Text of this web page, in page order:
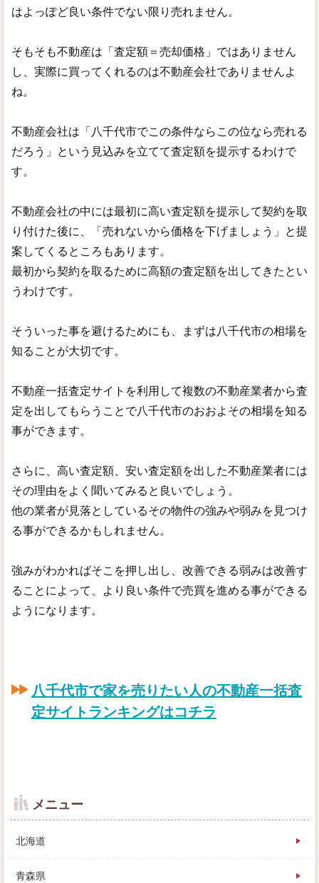
はよっぽど良い条件でない限り売れません。
そもそも不動産は「査定額＝売却価格」ではありません
し、実際に買ってくれるのは不動産会社でありませんよ
ね。
不動産会社は「八千代市でこの条件ならこの位なら売れる
だろう」という見込みを立てて査定額を提示するわけで
す。
不動産会社の中には最初に高い査定額を提示して契約を取
り付けた後に、「売れないから価格を下げましょう」と提
案してくるところもあります。
最初から契約を取るために高額の査定額を出してきたとい
うわけです。
そういった事を避けるためにも、まずは八千代市の相場を
知ることが大切です。
不動産一括査定サイトを利用して複数の不動産業者から査
定を出してもらうことで八千代市のおおよその相場を知る
事ができます。
さらに、高い査定額、安い査定額を出した不動産業者には
その理由をよく聞いてみると良いでしょう。
他の業者が見落としているその物件の強みや弱みを見つけ
る事ができるかもしれません。
強みがわかればそこを押し出し、改善できる弱みは改善す
ることによって、より良い条件で売買を進める事ができる
ようになります。
八千代市で家を売りたい人の不動産一括査
定サイトランキングはコチラ
メニュー
北海道
青森県